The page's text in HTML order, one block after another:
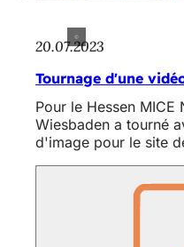
20.07.2023
Tournage d'une
Pour le Hessen
Wiesbaden a tourné
d'image pour le site